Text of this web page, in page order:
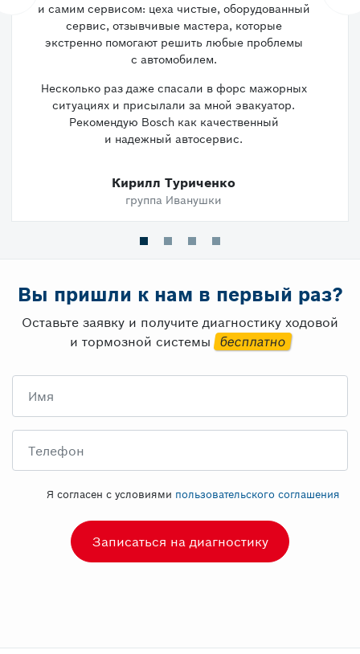
и самим сервисом: цеха чистые, оборудованный
сервис, отзывчивые мастера, которые
экстренно помогают решить любые проблемы
с автомобилем.
Несколько раз даже спасали в форс мажорных
ситуациях и присылали за мной эвакуатор.
Рекомендую Bosch как качественный
и надежный автосервис.
Кирилл Туриченко
группа Иванушки
Вы пришли к нам в первый раз?
Оставьте заявку и получите диагностику ходовой
и тормозной системы бесплатно
Я согласен с условиями пользовательского соглашения